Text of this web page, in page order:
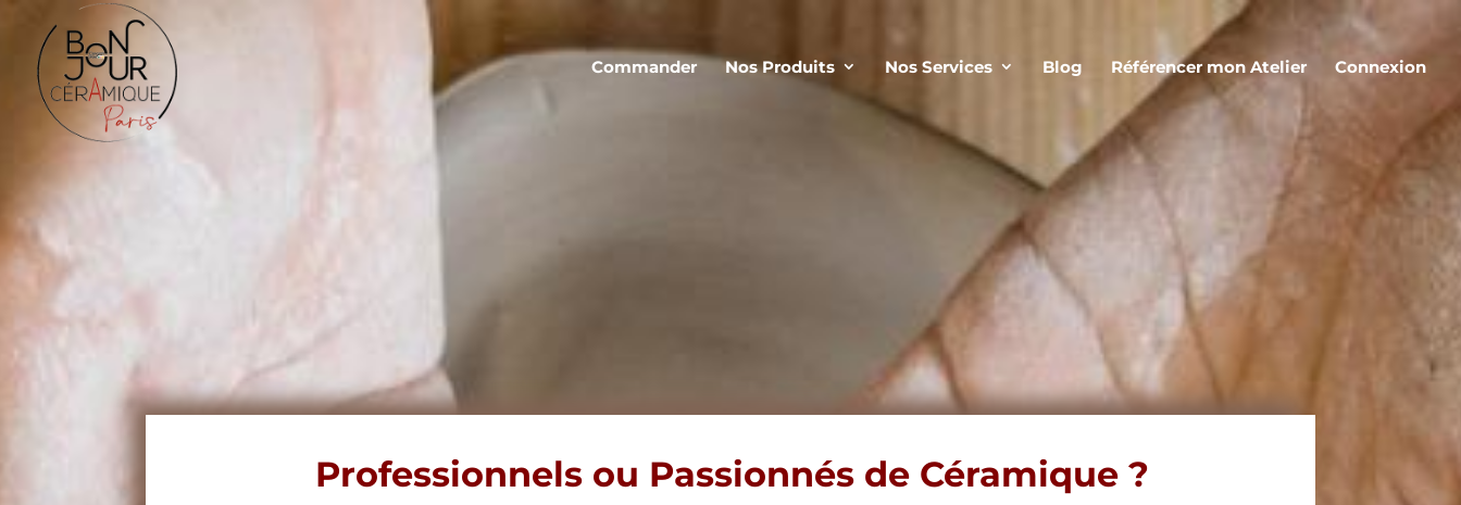
Commander Nos Produits Nos Services Blog Référencer mon Atelier Connexion
Professionnels ou Passionnés de Céramique ?